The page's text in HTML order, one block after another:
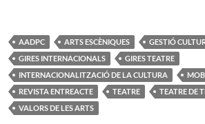
AADPC ARTS ESCÈNIQUES
GESTIÓ
GIRES INTERNACIONALS
GIRES TEATRE
INTERNACIONALITZACIÓ DE LA CULTURA
REVISTA ENTREACTE
TEATRE
TEATRE DE
VALORS DE LES ARTS